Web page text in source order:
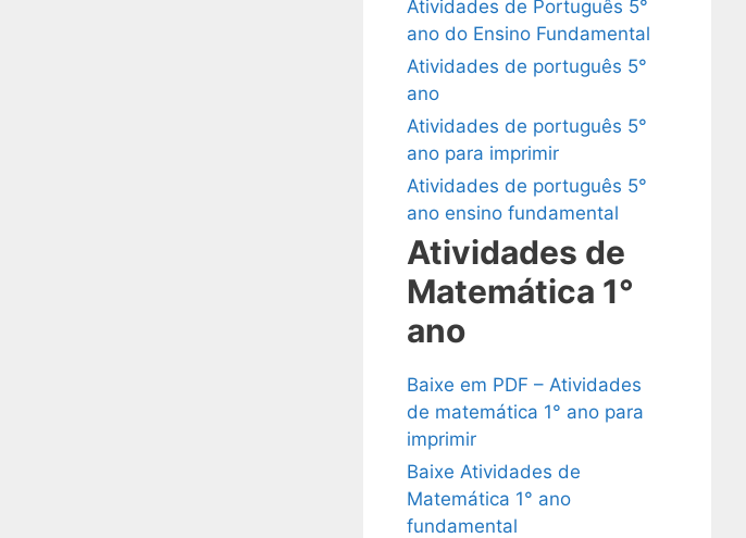
Atividades de Português 5°
ano do Ensino Fundamental
Atividades de português 5°
ano
Atividades de português 5°
ano para imprimir
Atividades de português 5°
ano ensino fundamental
Atividades de
Matemática 1°
ano
Baixe em PDF – Atividades
de matemática 1° ano para
imprimir
Baixe Atividades de
Matemática 1° ano
fundamental